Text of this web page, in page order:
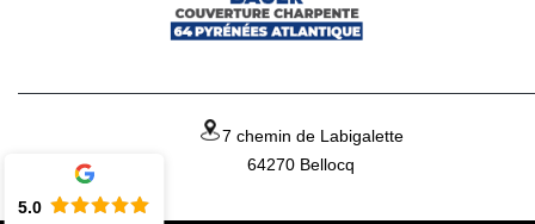
7 chemin de Labigalette
64270 Bellocq
5.0